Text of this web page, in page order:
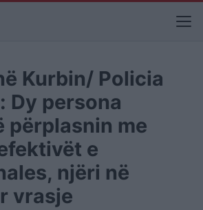
Kurbin/ Policia
Dy persona
përplasnin me
e
njëri në
vrasje